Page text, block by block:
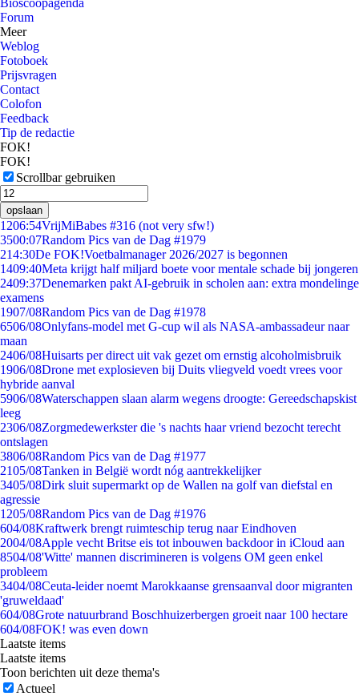
Bioscoopagenda
Forum
Meer
Weblog
Fotoboek
Prijsvragen
Contact
Colofon
Feedback
Tip de redactie
FOK!
FOK!
Scrollbar gebruiken
opslaan
1206:54VrijMiBabes #316 (not very sfw!)
3500:07Random Pics van de Dag #1979
214:30De FOK!Voetbalmanager 2026/2027 is begonnen
1409:40Meta krijgt half miljard boete voor mentale schade bij jongeren
2409:37Denemarken pakt AI-gebruik in scholen aan: extra mondelinge
examens
1907/08Random Pics van de Dag #1978
6506/08Onlyfans-model met G-cup wil als NASA-ambassadeur naar
maan
2406/08Huisarts per direct uit vak gezet om ernstig alcoholmisbruik
1906/08Drone met explosieven bij Duits vliegveld voedt vrees voor
hybride aanval
5906/08Waterschappen slaan alarm wegens droogte: Gereedschapskist
leeg
2306/08Zorgmedewerkster die 's nachts haar vriend bezocht terecht
ontslagen
3806/08Random Pics van de Dag #1977
2105/08Tanken in België wordt nóg aantrekkelijker
3405/08Dirk sluit supermarkt op de Wallen na golf van diefstal en
agressie
1205/08Random Pics van de Dag #1976
604/08Kraftwerk brengt ruimteschip terug naar Eindhoven
2004/08Apple vecht Britse eis tot inbouwen backdoor in iCloud aan
8504/08'Witte' mannen discrimineren is volgens OM geen enkel
probleem
3404/08Ceuta-leider noemt Marokkaanse grensaanval door migranten
'gruweldaad'
604/08Grote natuurbrand Boschhuizerbergen groeit naar 100 hectare
604/08FOK! was even down
Laatste items
Laatste items
Toon berichten uit deze thema's
Actueel